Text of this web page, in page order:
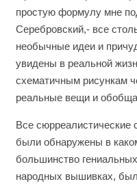
простую формулу мне
Серебровский,- все
необычные идеи и
увидены в реальной
схематичным рисункам
реальные вещи и
Все
были обнаружены в
большинство
народных вышивках,